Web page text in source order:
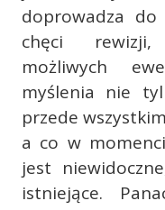
doprowadza
chęci rewizji,
możliwych
myślenia nie
przede
a co w
jest
istniejące.